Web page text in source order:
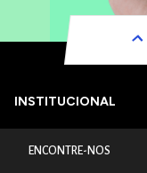
INSTITUCIONAL
ENCONTRE-NOS